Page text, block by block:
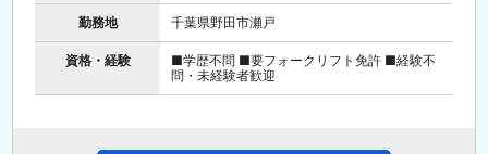
勤務地 千葉県野田市瀬戸
資格・経験
■学歴不問 ■要フォークリフト免許 ■経験不
問・未経験者歓迎